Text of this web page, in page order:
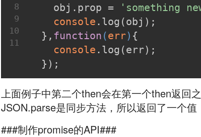
8
9
10
11
    obj.prop =
'something
console .log(obj);
  },
function (err) {
console .log(err);
  });
上面例子中第二个then会在第一个then返回
JSON.parse是同步方法，所以返回了一个
###制作promise的API###